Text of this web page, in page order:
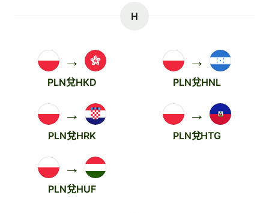
H
→
PLN兌HKD
→
PLN兌HNL
→
PLN兌HRK
→
PLN兌HTG
→
PLN兌HUF